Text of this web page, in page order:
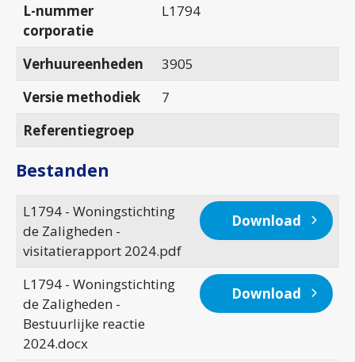
L-nummer
corporatie
L1794
Verhuureenheden
3905
Versie methodiek
7
Referentiegroep
Bestanden
L1794 - Woningstichting
de Zaligheden -
visitatierapport 2024.pdf
Download
L1794 - Woningstichting
de Zaligheden -
Bestuurlijke reactie
2024.docx
Download